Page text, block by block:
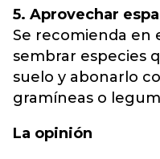
5. Aprovechar
Se recomienda en
sembrar especies
suelo y abonarlo
gramíneas o
La opinión